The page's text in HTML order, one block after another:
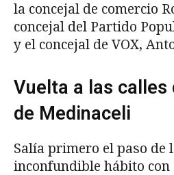
la concejal de comercio
concejal del Partido
y el concejal de VOX,
Vuelta a las calles
de Medinaceli
Salía primero el paso de
inconfundible hábito